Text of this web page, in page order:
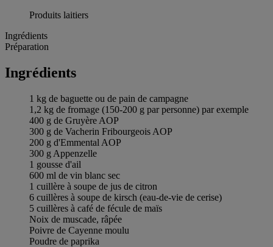
Produits laitiers
Ingrédients
Préparation
Ingrédients
1 kg de baguette ou de pain de campagne
1,2 kg de fromage (150-200 g par personne) par exemple
400 g de Gruyère AOP
300 g de Vacherin Fribourgeois AOP
200 g d'Emmental AOP
300 g Appenzelle
1 gousse d'ail
600 ml de vin blanc sec
1 cuillère à soupe de jus de citron
6 cuillères à soupe de kirsch (eau-de-vie de cerise)
5 cuillères à café de fécule de maïs
Noix de muscade, râpée
Poivre de Cayenne moulu
Poudre de paprika